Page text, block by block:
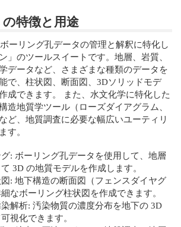
の特徴と用途
ーリング孔データの管理と解釈に特化し
」のツールスイートです。地層、岩質、
データなど、さまざまな種類のデータを
で、柱状図、断面図、3Dソリッドモデ
成できます。 また、水文化学に特化した
造地質学ツール（ローズダイアグラム、
ど、地質調査に必要な幅広いユーティリ
す。
: ボーリング孔データを使用して、地層
3D の地質モデルを作成します。
: 地下構造の断面図（フェンスダイヤグ
なボーリング柱状図を作成できます。
解析: 汚染物質の濃度分布を地下の 3D
視化できます。